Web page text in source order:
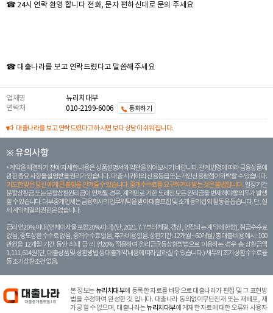
☎ 24시 연락 환영 합니다 전화, 문자 편하신대로 문의 주세요
☎ 대출나라를 보고 연락드렸다고 말씀해주세요
업체명
뉴리치대부
연락처
010-2199-6006 통화하기
대출나라를 보고 연락드렸다고 하시면 보다 상담이 쉬워집니다.
※ 유의사항
계약을 체결하기 전에 자세한 내용은 상품설명서와 약관을 읽어보시기 바랍니다. 관계 법령에 따라 금융상품에
관한 중요 사항을 설명받을 권리가 있습니다. 대 출 시 귀하의 신용등급 또는 개인신용평점이 하락할 수 있습니다.
과도한 빚은 당신 에게 큰 불행을 안겨줄 수 있습니다. 중개수수료를 요구하거나 받는 것은 불법입니다. 일정 기간
분할상환금 또는 분할상환원리금이 연체될 경우, 계약만료 기한 도래전 모든 원리금을 변제해야할 의무가 발생
할 수 있습니다. 대부중개업체는 금융회사의 업무위탁을 받아 대출모집 및 소개 등의 섭외 활동을 돕습니다. 단, 실
제 계약체결의 권한은 없습니다.
금리 연20% 이내 (연체이자율 포함 20% 이내) (단, 2021. 7. 7부터 체결, 갱신, 연장되는 계 약에 한함), 취급수수료
없음, 중도상환 수수료 없음, 중개수수료 없음, 추가비용 없음. 상환기간 : 12개월 ~ 60개월 / 총 대출 비용 예시 : 100
만원을 12개월 기간 동안 최대 금 리 연20% 적용하여 원리금균등상환방법으로 이용하는 경우 총 상환금액
1,111,614원 (단, 대출상품 및 상환방법 등 대출계약 내용에 따라 달라질 수 있습니다.) 채무의 조기 상환수수료율
등 조기상환조건 없음.
본 정보는 뉴리치대부에 등록한 자료를 바탕으로 대출나라가 편집 및 그 표현방
법을 수정하여 완성한 것 입니다. 대출나라 동의없이무단전재 또는 재배포, 재
가공 할 수 없으며, 대출나라는뉴리치대부에 게재한 자료에 대한 오류와 사용자